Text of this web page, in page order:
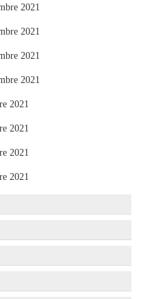
2021
2021
2021
2021
2021
2021
2021
2021